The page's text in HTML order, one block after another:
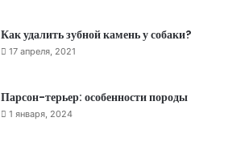
Как удалить зубной камень у собаки?
17 апреля, 2021
Парсон-терьер: особенности породы
1 января, 2024